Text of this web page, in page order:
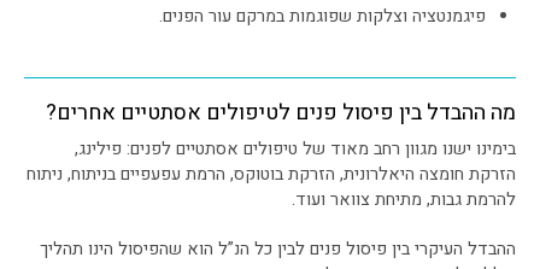
פיגמנטציה וצלקות שפוגמות במרקם עור הפנים.
מה ההבדל בין פיסול פנים לטיפולים אסתטיים אחרים?
בימינו ישנו מגוון רחב מאוד של טיפולים אסתטיים לפנים: פילינג,
הזרקת חומצה היאלרונית, הזרקת בוטוקס, הרמת עפעפיים בניתוח, ניתוח
להרמת גבות, מתיחת צוואר ועוד.
ההבדל העיקרי בין פיסול פנים לבין כל הנ”ל הוא שהפיסול הינו תהליך